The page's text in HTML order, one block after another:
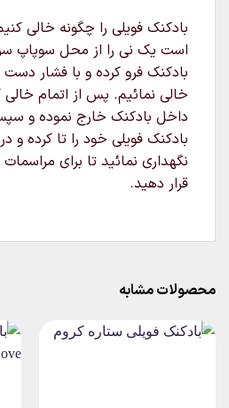
بادکنک فویلی را چگونه خالی
است یک نی را از محل سوپاپ
بادکنک فرو کرده و با فشار دست
خالی نمائیم. پس از اتمام خالی
داخل بادکنک خارج نموده و
بادکنک فویلی خود را تا کرده
نگهداری نمائید تا برای
قرار دهید.
محصولات مشابه